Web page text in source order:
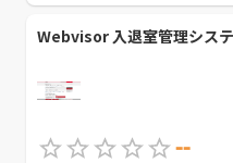
Webvisor 入退室管理シス
--